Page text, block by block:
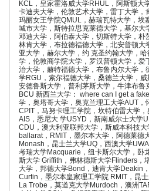
KCL，皇家霍洛威大学RHUL，阿斯顿大
卡迪夫大学，伦敦艺术大学，雷丁大学，
玛丽女王学院QMUL，赫瑞瓦特大学，埃
城市大学，斯特拉思克莱德大学，基尔大
邓迪大学，阿伯泰大学，切斯特大学，朴
林肯大学，布拉德福德大学，北安普顿大
亚大学，赫尔大学，约 克圣约翰大学，
学，伦敦商学院大学，罗汉普顿大学，爱
治大学，赫特福德大学，布鲁内尔大学，
学RGU，索尔福德大学，桑德兰大学，
安德鲁斯大学，普利茅斯大学，牛津布鲁
BCU 新西兰大学： where can I get a
学，奥塔哥大学，奥克兰理工大学AUT，
CPIT，马努卡理工学院，坎特伯雷大学
AIS，悉尼大 学USYD，新南威尔士大学
CDU，澳大利亚联邦大学，斯威本科技
ballarat，RMIT，墨尔本大学，阿德莱德
Monash，昆士兰大学UQ，西澳大学
考瑞大学Macquarie，纽卡斯尔大学，卧
斯大学 Griffith，弗林德斯大学Flinders，
大学，邦德大学Bond，迪肯大学Deakin
Curtin，墨尔本皇家理工学院 RMIT，昆
La Trobe，莫道克大学Murdoch，澳洲